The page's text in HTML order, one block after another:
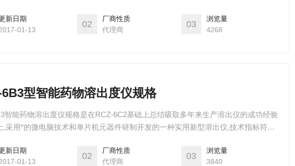
新日期
01-13
02
厂商性质
代理商
03
浏览量
4268
型智能药物溶出度仪规格
智能药物溶出度仪规格是在RCZ-6C2基础上总结吸取多年来生产溶出仪的成功经验
,采用*的微电脑技术和单片机元器件研制开发的一种实用新型溶出仪,技术指标符合
新日期
01-13
02
厂商性质
代理商
03
浏览量
3840